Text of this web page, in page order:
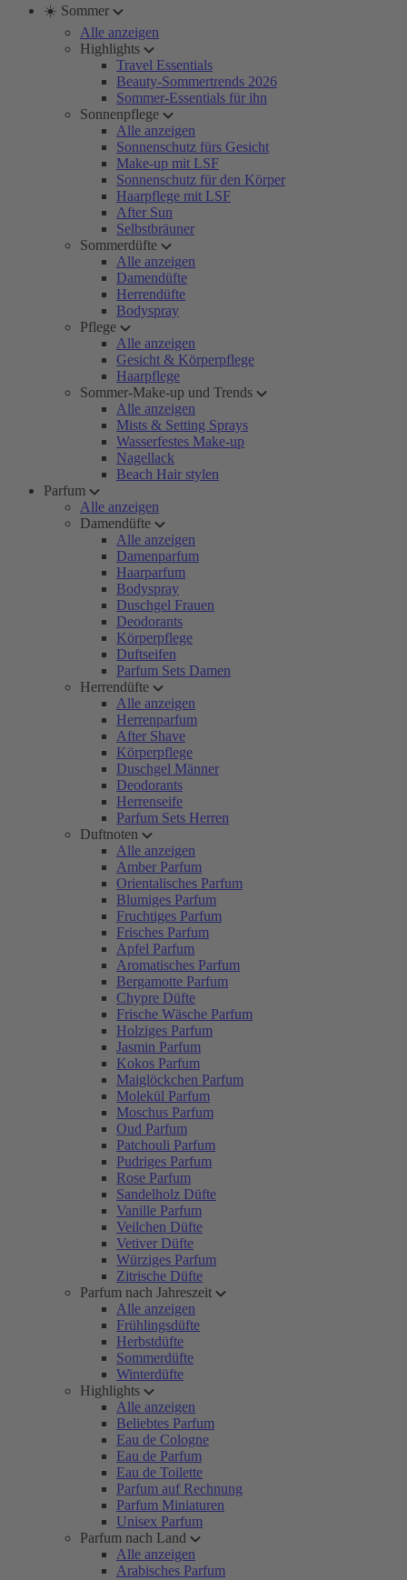
☀️ Sommer
Alle anzeigen
Highlights
Travel Essentials
Beauty-Sommertrends 2026
Sommer-Essentials für ihn
Sonnenpflege
Alle anzeigen
Sonnenschutz fürs Gesicht
Make-up mit LSF
Sonnenschutz für den Körper
Haarpflege mit LSF
After Sun
Selbstbräuner
Sommerdüfte
Alle anzeigen
Damendüfte
Herrendüfte
Bodyspray
Pflege
Alle anzeigen
Gesicht & Körperpflege
Haarpflege
Sommer-Make-up und Trends
Alle anzeigen
Mists & Setting Sprays
Wasserfestes Make-up
Nagellack
Beach Hair stylen
Parfum
Alle anzeigen
Damendüfte
Alle anzeigen
Damenparfum
Haarparfum
Bodyspray
Duschgel Frauen
Deodorants
Körperpflege
Duftseifen
Parfum Sets Damen
Herrendüfte
Alle anzeigen
Herrenparfum
After Shave
Körperpflege
Duschgel Männer
Deodorants
Herrenseife
Parfum Sets Herren
Duftnoten
Alle anzeigen
Amber Parfum
Orientalisches Parfum
Blumiges Parfum
Fruchtiges Parfum
Frisches Parfum
Apfel Parfum
Aromatisches Parfum
Bergamotte Parfum
Chypre Düfte
Frische Wäsche Parfum
Holziges Parfum
Jasmin Parfum
Kokos Parfum
Maiglöckchen Parfum
Molekül Parfum
Moschus Parfum
Oud Parfum
Patchouli Parfum
Pudriges Parfum
Rose Parfum
Sandelholz Düfte
Vanille Parfum
Veilchen Düfte
Vetiver Düfte
Würziges Parfum
Zitrische Düfte
Parfum nach Jahreszeit
Alle anzeigen
Frühlingsdüfte
Herbstdüfte
Sommerdüfte
Winterdüfte
Highlights
Alle anzeigen
Beliebtes Parfum
Eau de Cologne
Eau de Parfum
Eau de Toilette
Parfum auf Rechnung
Parfum Miniaturen
Unisex Parfum
Parfum nach Land
Alle anzeigen
Arabisches Parfum